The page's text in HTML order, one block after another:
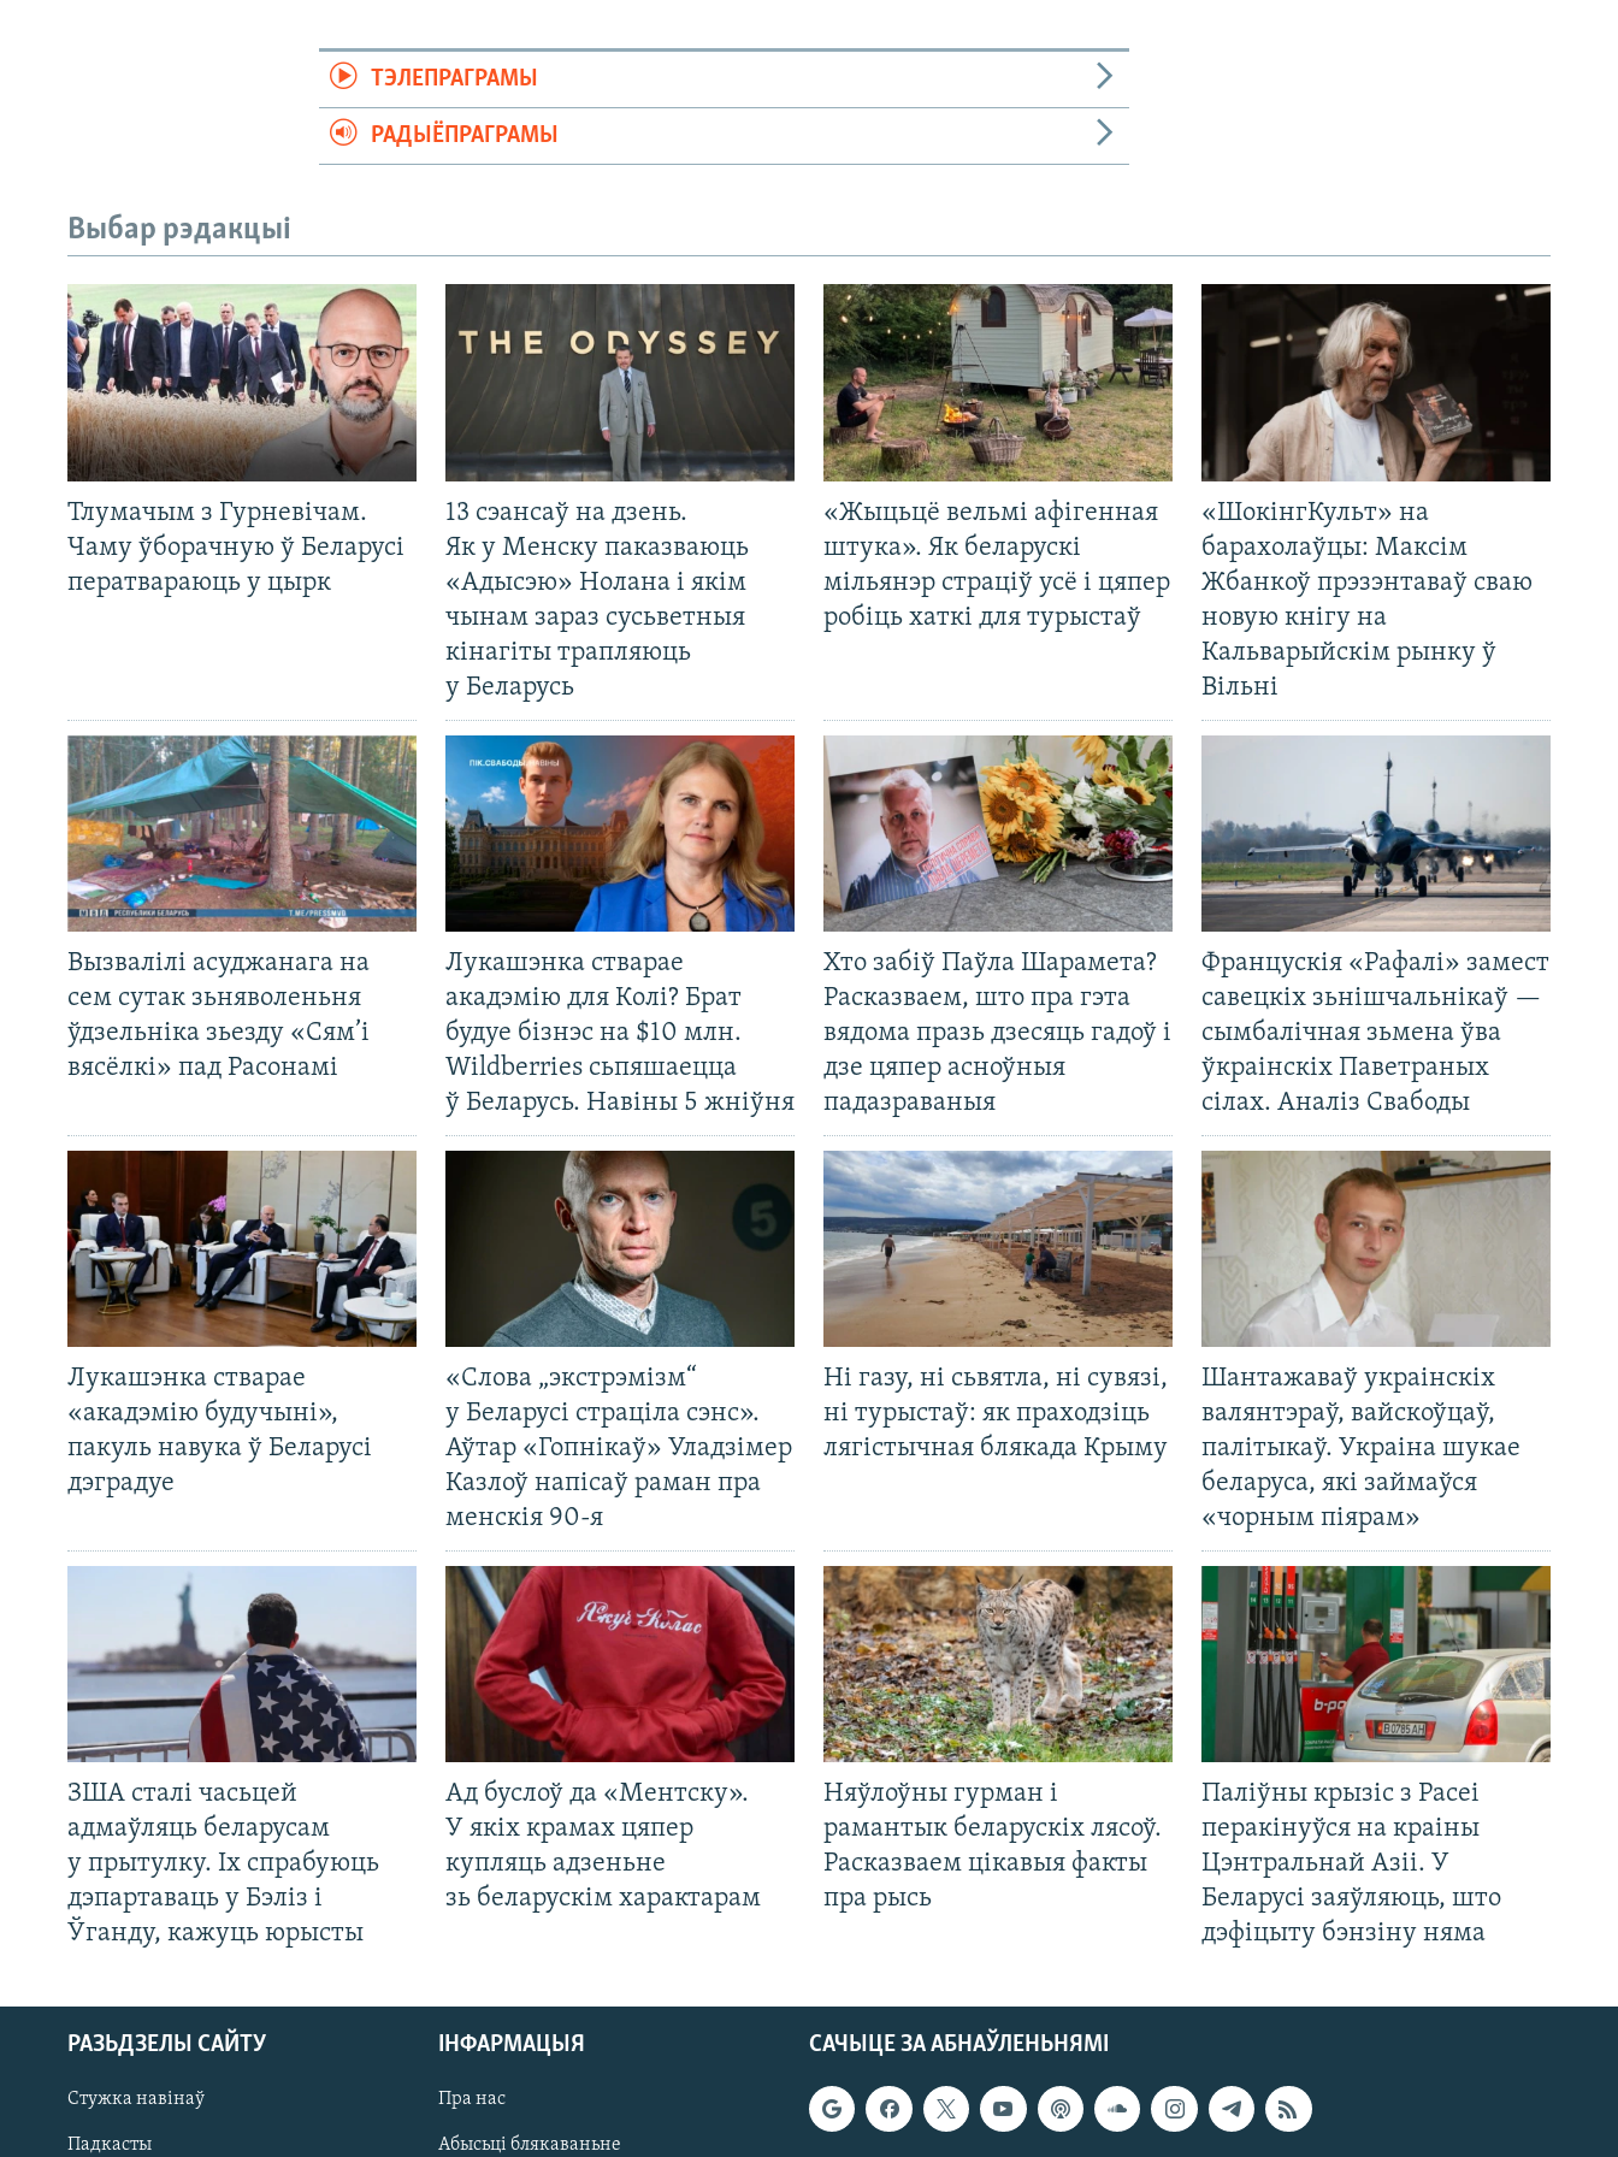
ТЭЛЕПРАГРАМЫ
РАДЫЁПРАГРАМЫ
Выбар рэдакцыі
Тлумачым з Гурневічам.
Чаму ўборачную ў Беларусі
ператвараюць у цырк
13 сэансаў на дзень.
Як у Менску паказваюць
«Адысэю» Нолана і якім
чынам зараз сусьветныя
кінагіты трапляюць
у Беларусь
Вызвалілі асуджанага на
сем сутак зьняволеньня
ўдзельніка зьезду «Сям’і
вясёлкі» пад Расонамі
Лукашэнка стварае
акадэмію для Колі? Брат
будуе бізнэс на $10 млн.
Wildberries сьпяшаецца
ў Беларусь. Навіны 5 жніўня
Лукашэнка стварае
«акадэмію будучыні»,
пакуль навука ў Беларусі
дэградуе
«Слова „экстрэмізм“
у Беларусі страціла сэнс».
Аўтар «Гопнікаў» Уладзімер
Казлоў напісаў раман пра
менскія 90-я
ЗША сталі часьцей
адмаўляць беларусам
у прытулку. Іх спрабуюць
дэпартаваць у Бэліз і
Ўганду, кажуць юрысты
Ад буслоў да «Ментску».
У якіх крамах цяпер
купляць адзеньне
зь беларускім характарам
«Жыцьцё вельмі афігенная
штука». Як беларускі
мільянэр страціў усё і цяпер
робіць хаткі для турыстаў
«ШокінгКульт» на
барахолаўцы: Максім
Жбанкоў прэзэнтаваў сваю
новую кнігу на
Кальварыйскім рынку ў
Вільні
Хто забіў Паўла Шарамета?
Расказваем, што пра гэта
вядома празь дзесяць гадоў і
дзе цяпер асноўныя
падазраваныя
Францускія «Рафалі» замест
савецкіх зьнішчальнікаў —
сымбалічная зьмена ўва
ўкраінскіх Паветраных
сілах. Аналіз Свабоды
Ні газу, ні сьвятла, ні сувязі,
ні турыстаў: як праходзіць
лягістычная блякада Крыму
Шантажаваў украінскіх
валянтэраў, вайскоўцаў,
палітыкаў. Украіна шукае
беларуса, які займаўся
«чорным піярам»
Няўлоўны гурман і
рамантык беларускіх лясоў.
Расказваем цікавыя факты
пра рысь
Паліўны крызіс з Расеі
перакінуўся на краіны
Цэнтральнай Азіі. У
Беларусі заяўляюць, што
дэфіцыту бэнзіну няма
САЧЫЦЕ ЗА АБНАЎЛЕНЬНЯМІ
РАЗЬДЗЕЛЫ САЙТУ
Стужка навінаў
Падкасты
ІНФАРМАЦЫЯ
Пра нас
Абысьці блякаваньне